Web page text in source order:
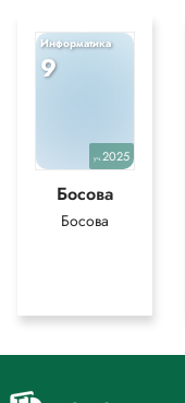
Информатика
9
уч.2025
Босова
Босова